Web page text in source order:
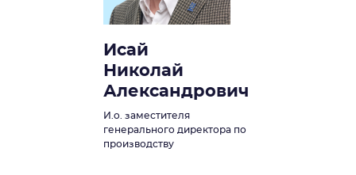
Исай
Николай
Александрович
И.о. заместителя
генерального директора по
производству